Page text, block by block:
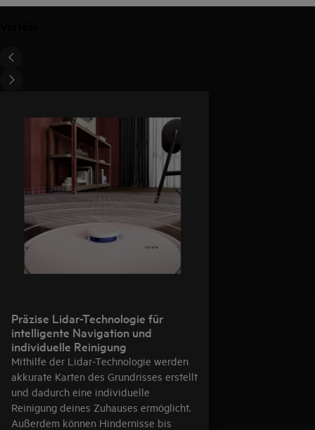
Präzise Lidar-Technologie für
intelligente Navigation und
individuelle Reinigung
Mithilfe der Lidar-Technologie werden
akkurate Karten des Grundrisses erstellt
und dadurch eine individuelle
Reinigung deines Zuhauses ermöglicht.
Außerdem können Hindernisse bis